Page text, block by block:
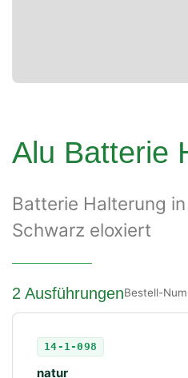
Alu Batterie
Batterie Halterung
Schwarz eloxiert
2 AusführungenBestell-
14-1-098
natur